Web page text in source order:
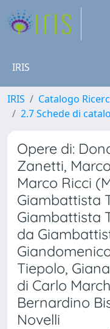
IRIS
IRIS Catalogo
2.7 Schede di
Opere di:
Zanetti,
Marco Ricci
Giambattista
Giambattista
da
Tiepolo,
di Carlo
Bernardino
Novelli